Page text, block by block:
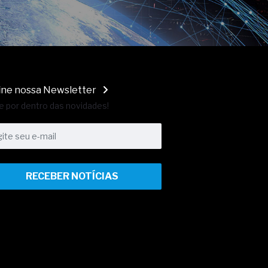
nossa Newsletter
por dentro das novidades!
RECEBER NOTÍCIAS